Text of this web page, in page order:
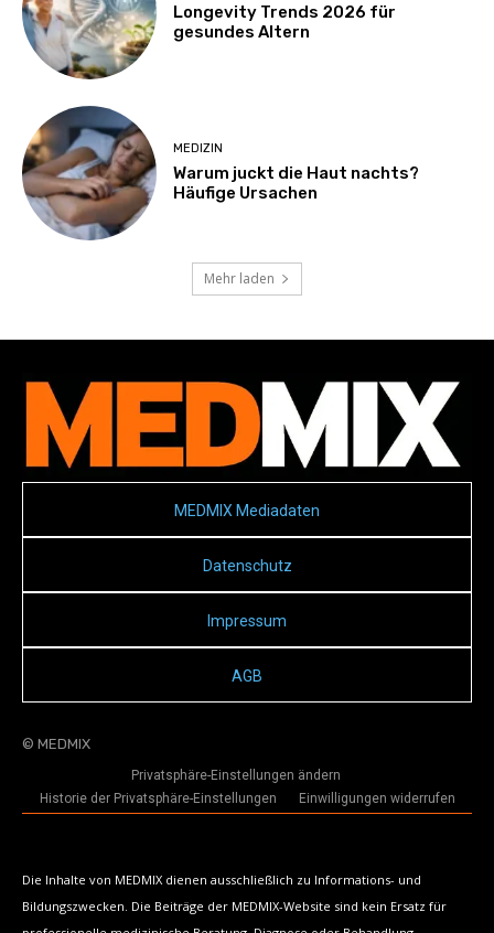
Longevity Trends 2026 für
gesundes Altern
MEDIZIN
Warum juckt die Haut nachts?
Häufige Ursachen
Mehr laden
MEDMIX Mediadaten
Datenschutz
Impressum
AGB
© MEDMIX
Privatsphäre-Einstellungen ändern
Historie der Privatsphäre-Einstellungen
Einwilligungen widerrufen
Die Inhalte von MEDMIX dienen ausschließlich zu Informations- und
Bildungszwecken. Die Beiträge der MEDMIX-Website sind kein Ersatz für